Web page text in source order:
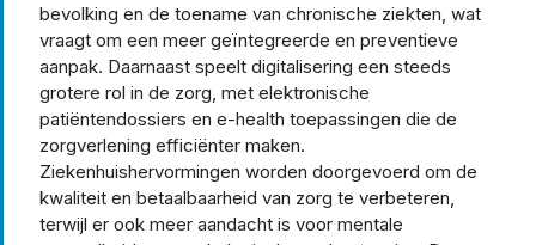
bevolking en de toename van chronische ziekten, wat
vraagt om een meer geïntegreerde en preventieve
aanpak. Daarnaast speelt digitalisering een steeds
grotere rol in de zorg, met elektronische
patiëntendossiers en e-health toepassingen die de
zorgverlening efficiënter maken.
Ziekenhuishervormingen worden doorgevoerd om de
kwaliteit en betaalbaarheid van zorg te verbeteren,
terwijl er ook meer aandacht is voor mentale